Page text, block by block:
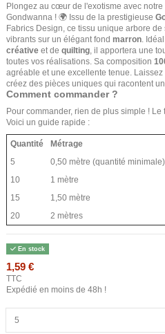
Plongez au cœur de l'exotisme avec notre
Gondwanna ! 🌍 Issu de la prestigieuse
Fabrics Design, ce tissu unique arbore de
vibrants sur un élégant fond marron .
créative et de quilting , il apportera une
toutes vos réalisations. Sa composition
agréable et une excellente tenue.
créez des pièces uniques qui racontent
Comment commander ?
Pour commander, rien de plus simple ! Le
Voici un guide rapide :
Quantité
Métrage
5
0,50 mètre (quantité minimale)
10
1 mètre
15
1,50 mètre
20
2 mètres
En stock
1,59 €
TTC
Expédié en moins de 48h !